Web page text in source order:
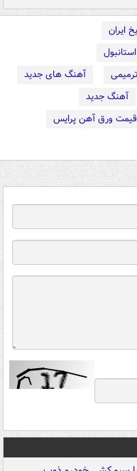
ایران
آهنگ های جدید
آهنگ جدید
قیمت ورق آهن پرایس